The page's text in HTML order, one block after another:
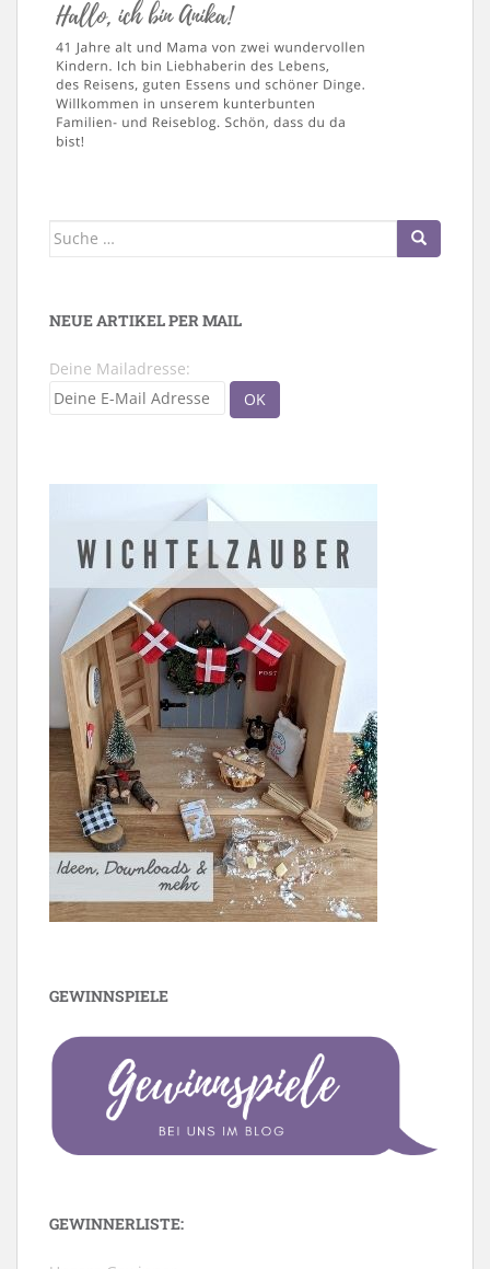
Suche
NEUE ARTIKEL PER MAIL
Deine Mailadresse:
GEWINNSPIELE
GEWINNERLISTE: